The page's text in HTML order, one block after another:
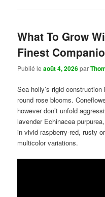
What To Grow
Finest
Publié leaoût 4, 2026par
Sea holly’s rigid
round rose blooms.
however don’t unfold
lavender Echinacea
in vivid raspberry-red, rusty
multicolor variations.